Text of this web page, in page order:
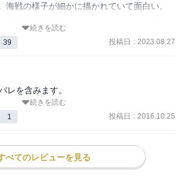
海戦の様子が細かに描かれていて面白い。
続きを読む
39 投稿日 : 2023.08.27
レを含みます。
筋と公表されたバルドは、トリストヴィー
ーへ向かう。
マウリシア王国第二王女レイチェル、猫耳
戦闘ならマジョルカ王国のウラカが頑張っ
キ、バルドの超絶戦闘も見所。
続きを読む
1 投稿日 : 2016.10.25
べてのレビューを見る